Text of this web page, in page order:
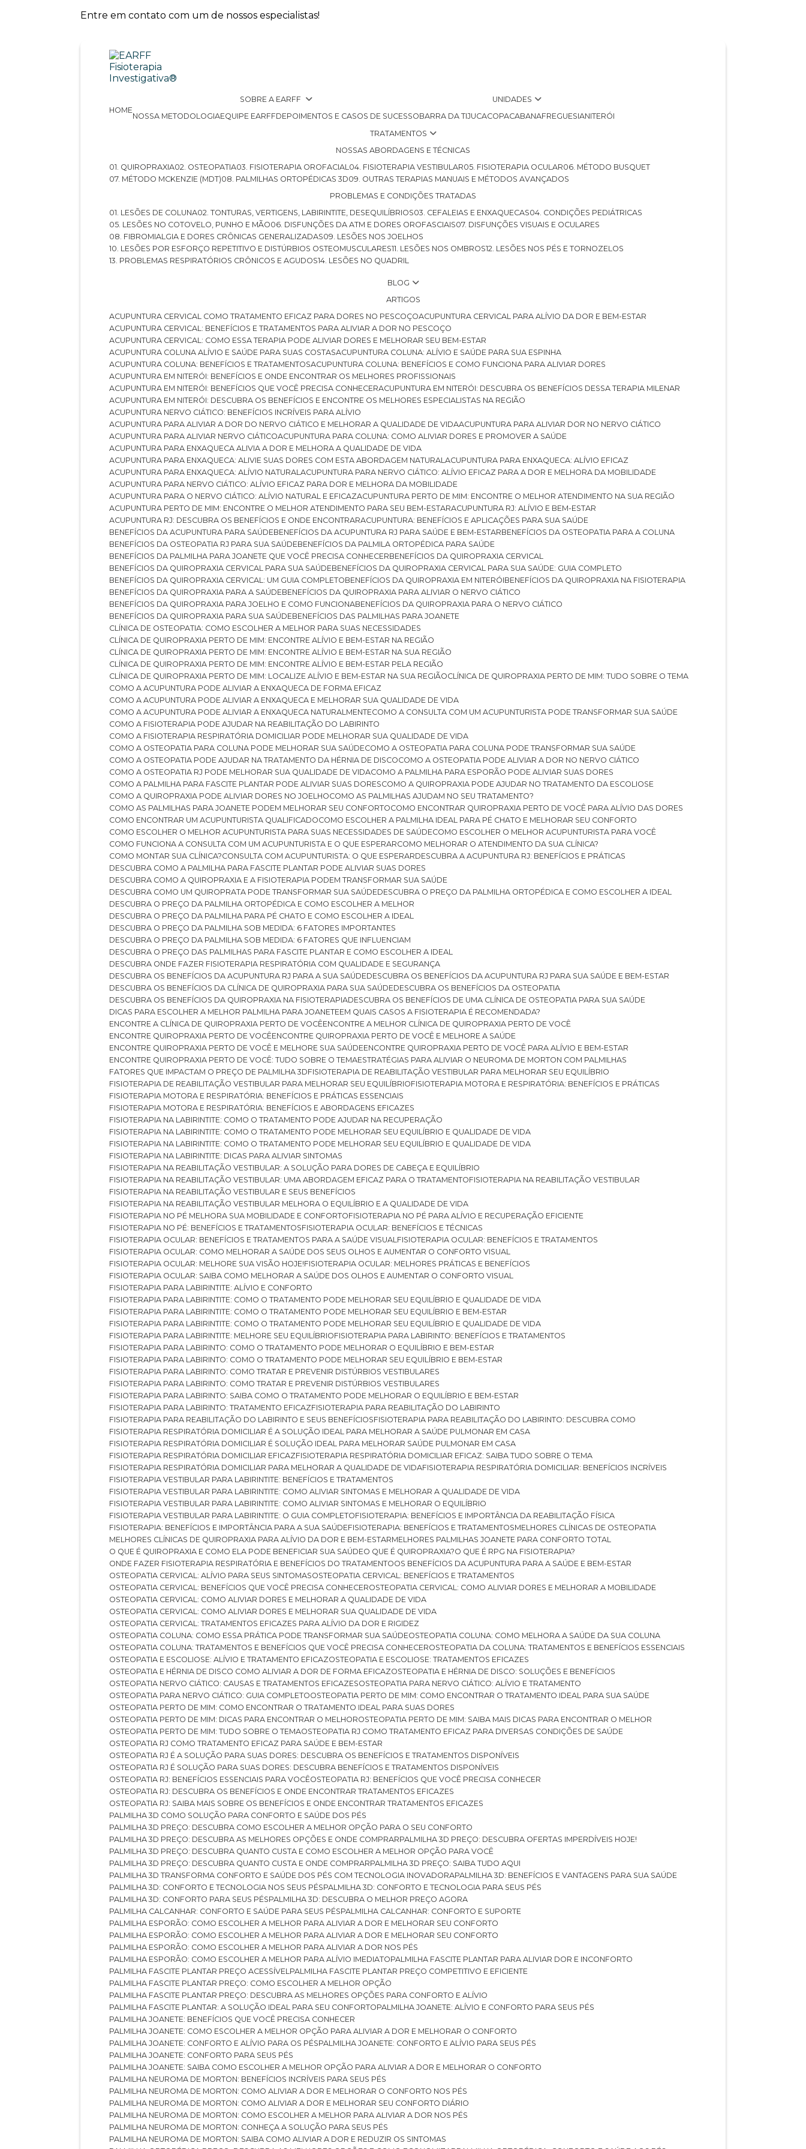
Entre em contato com um de nossos especialistas!
HOME
SOBRE A EARFF
NOSSA METODOLOGIA EQUIPE EARFF DEPOIMENTOS E CASOS DE SUCESSO
UNIDADES
BARRA DA TIJUCA
COPACABANA FREGUESIA
NITERÓI
TRATAMENTOS
NOSSAS ABORDAGENS E TÉCNICAS
01. QUIROPRAXIA
02. OSTEOPATIA 03. FISIOTERAPIA OROFACIAL 04. FISIOTERAPIA VESTIBULAR 05. FISIOTERAPIA OCULAR
06. MÉTODO BUSQUET
07. MÉTODO MCKENZIE (MDT)
08. PALMILHAS ORTOPÉDICAS 3D
09. OUTRAS TERAPIAS MANUAIS E MÉTODOS AVANÇADOS
PROBLEMAS E CONDIÇÕES TRATADAS
01. LESÕES DE COLUNA
02. TONTURAS, VERTIGENS, LABIRINTITE, DESEQUILÍBRIOS 03. CEFALEIAS E ENXAQUECAS
04. CONDIÇÕES PEDIÁTRICAS
05. LESÕES NO COTOVELO, PUNHO E MÃO
06. DISFUNÇÕES DA ATM E DORES OROFASCIAIS
07. DISFUNÇÕES VISUAIS E OCULARES
08. FIBROMIALGIA E DORES CRÔNICAS GENERALIZADAS
09. LESÕES NOS JOELHOS
10. LESÕES POR ESFORÇO REPETITIVO E DISTÚRBIOS OSTEOMUSCULARES 11. LESÕES NOS OMBROS 12. LESÕES NOS PÉS E TORNOZELOS
13. PROBLEMAS RESPIRATÓRIOS CRÔNICOS E AGUDOS 14. LESÕES NO QUADRIL
BLOG
ARTIGOS
ACUPUNTURA CERVICAL COMO TRATAMENTO EFICAZ PARA DORES NO PESCOÇO
ACUPUNTURA CERVICAL PARA ALÍVIO DA DOR E BEM-ESTAR
ACUPUNTURA CERVICAL: BENEFÍCIOS E TRATAMENTOS PARA ALIVIAR A DOR NO PESCOÇO
ACUPUNTURA CERVICAL: COMO ESSA TERAPIA PODE ALIVIAR DORES E MELHORAR SEU BEM-ESTAR
ACUPUNTURA COLUNA ALÍVIO E SAÚDE PARA SUAS COSTAS
ACUPUNTURA COLUNA: ALÍVIO E SAÚDE PARA SUA ESPINHA
ACUPUNTURA COLUNA: BENEFÍCIOS E TRATAMENTOS
ACUPUNTURA COLUNA: BENEFÍCIOS E COMO FUNCIONA PARA ALIVIAR DORES
ACUPUNTURA EM NITERÓI: BENEFÍCIOS E ONDE ENCONTRAR OS MELHORES PROFISSIONAIS
ACUPUNTURA EM NITERÓI: BENEFÍCIOS QUE VOCÊ PRECISA CONHECER
ACUPUNTURA EM NITERÓI: DESCUBRA OS BENEFÍCIOS DESSA TERAPIA MILENAR
ACUPUNTURA EM NITERÓI: DESCUBRA OS BENEFÍCIOS E ENCONTRE OS MELHORES ESPECIALISTAS NA REGIÃO
ACUPUNTURA NERVO CIÁTICO: BENEFÍCIOS INCRÍVEIS PARA ALÍVIO
ACUPUNTURA PARA ALIVIAR A DOR DO NERVO CIÁTICO E MELHORAR A QUALIDADE DE VIDA
ACUPUNTURA PARA ALIVIAR DOR NO NERVO CIÁTICO
ACUPUNTURA PARA ALIVIAR NERVO CIÁTICO
ACUPUNTURA PARA COLUNA: COMO ALIVIAR DORES E PROMOVER A SAÚDE
ACUPUNTURA PARA ENXAQUECA ALIVIA A DOR E MELHORA A QUALIDADE DE VIDA
ACUPUNTURA PARA ENXAQUECA: ALIVIE SUAS DORES COM ESTA ABORDAGEM NATURAL
ACUPUNTURA PARA ENXAQUECA: ALÍVIO EFICAZ
ACUPUNTURA PARA ENXAQUECA: ALÍVIO NATURAL
ACUPUNTURA PARA NERVO CIÁTICO: ALÍVIO EFICAZ PARA A DOR E MELHORA DA MOBILIDADE
ACUPUNTURA PARA NERVO CIÁTICO: ALÍVIO EFICAZ PARA DOR E MELHORA DA MOBILIDADE
ACUPUNTURA PARA O NERVO CIÁTICO: ALÍVIO NATURAL E EFICAZ
ACUPUNTURA PERTO DE MIM: ENCONTRE O MELHOR ATENDIMENTO NA SUA REGIÃO
ACUPUNTURA PERTO DE MIM: ENCONTRE O MELHOR ATENDIMENTO PARA SEU BEM-ESTAR
ACUPUNTURA RJ: ALÍVIO E BEM-ESTAR
ACUPUNTURA RJ: DESCUBRA OS BENEFÍCIOS E ONDE ENCONTRAR
ACUPUNTURA: BENEFÍCIOS E APLICAÇÕES PARA SUA SAÚDE
BENEFÍCIOS DA ACUPUNTURA PARA SAÚDE
BENEFÍCIOS DA ACUPUNTURA RJ PARA SAÚDE E BEM-ESTAR
BENEFÍCIOS DA OSTEOPATIA PARA A COLUNA
BENEFÍCIOS DA OSTEOPATIA RJ PARA SUA SAÚDE
BENEFÍCIOS DA PALMILA ORTOPÉDICA PARA SAÚDE
BENEFÍCIOS DA PALMILHA PARA JOANETE QUE VOCÊ PRECISA CONHECER
BENEFÍCIOS DA QUIROPRAXIA CERVICAL
BENEFÍCIOS DA QUIROPRAXIA CERVICAL PARA SUA SAÚDE
BENEFÍCIOS DA QUIROPRAXIA CERVICAL PARA SUA SAÚDE: GUIA COMPLETO
BENEFÍCIOS DA QUIROPRAXIA CERVICAL: UM GUIA COMPLETO
BENEFÍCIOS DA QUIROPRAXIA EM NITERÓI
BENEFÍCIOS DA QUIROPRAXIA NA FISIOTERAPIA
BENEFÍCIOS DA QUIROPRAXIA PARA A SAÚDE
BENEFÍCIOS DA QUIROPRAXIA PARA ALIVIAR O NERVO CIÁTICO
BENEFÍCIOS DA QUIROPRAXIA PARA JOELHO E COMO FUNCIONA
BENEFÍCIOS DA QUIROPRAXIA PARA O NERVO CIÁTICO
BENEFÍCIOS DA QUIROPRAXIA PARA SUA SAÚDE
BENEFÍCIOS DAS PALMILHAS PARA JOANETE
CLÍNICA DE OSTEOPATIA: COMO ESCOLHER A MELHOR PARA SUAS NECESSIDADES
CLÍNICA DE QUIROPRAXIA PERTO DE MIM: ENCONTRE ALÍVIO E BEM-ESTAR NA REGIÃO
CLÍNICA DE QUIROPRAXIA PERTO DE MIM: ENCONTRE ALÍVIO E BEM-ESTAR NA SUA REGIÃO
CLÍNICA DE QUIROPRAXIA PERTO DE MIM: ENCONTRE ALÍVIO E BEM-ESTAR PELA REGIÃO
CLÍNICA DE QUIROPRAXIA PERTO DE MIM: LOCALIZE ALÍVIO E BEM-ESTAR NA SUA REGIÃO
CLÍNICA DE QUIROPRAXIA PERTO DE MIM: TUDO SOBRE O TEMA
COMO A ACUPUNTURA PODE ALIVIAR A ENXAQUECA DE FORMA EFICAZ
COMO A ACUPUNTURA PODE ALIVIAR A ENXAQUECA E MELHORAR SUA QUALIDADE DE VIDA
COMO A ACUPUNTURA PODE ALIVIAR A ENXAQUECA NATURALMENTE
COMO A CONSULTA COM UM ACUPUNTURISTA PODE TRANSFORMAR SUA SAÚDE
COMO A FISIOTERAPIA PODE AJUDAR NA REABILITAÇÃO DO LABIRINTO
COMO A FISIOTERAPIA RESPIRATÓRIA DOMICILIAR PODE MELHORAR SUA QUALIDADE DE VIDA
COMO A OSTEOPATIA PARA COLUNA PODE MELHORAR SUA SAÚDE
COMO A OSTEOPATIA PARA COLUNA PODE TRANSFORMAR SUA SAÚDE
COMO A OSTEOPATIA PODE AJUDAR NA TRATAMENTO DA HÉRNIA DE DISCO
COMO A OSTEOPATIA PODE ALIVIAR A DOR NO NERVO CIÁTICO
COMO A OSTEOPATIA RJ PODE MELHORAR SUA QUALIDADE DE VIDA
COMO A PALMILHA PARA ESPORÃO PODE ALIVIAR SUAS DORES
COMO A PALMILHA PARA FASCITE PLANTAR PODE ALIVIAR SUAS DORES
COMO A QUIROPRAXIA PODE AJUDAR NO TRATAMENTO DA ESCOLIOSE
COMO A QUIROPRAXIA PODE ALIVIAR DORES NO JOELHO
COMO AS PALMILHAS AJUDAM NO SEU TRATAMENTO?
COMO AS PALMILHAS PARA JOANETE PODEM MELHORAR SEU CONFORTO
COMO ENCONTRAR QUIROPRAXIA PERTO DE VOCÊ PARA ALÍVIO DAS DORES
COMO ENCONTRAR UM ACUPUNTURISTA QUALIFICADO
COMO ESCOLHER A PALMILHA IDEAL PARA PÉ CHATO E MELHORAR SEU CONFORTO
COMO ESCOLHER O MELHOR ACUPUNTURISTA PARA SUAS NECESSIDADES DE SAÚDE
COMO ESCOLHER O MELHOR ACUPUNTURISTA PARA VOCÊ
COMO FUNCIONA A CONSULTA COM UM ACUPUNTURISTA E O QUE ESPERAR
COMO MELHORAR O ATENDIMENTO DA SUA CLÍNICA?
COMO MONTAR SUA CLÍNICA?
CONSULTA COM ACUPUNTURISTA: O QUE ESPERAR
DESCUBRA A ACUPUNTURA RJ: BENEFÍCIOS E PRÁTICAS
DESCUBRA COMO A PALMILHA PARA FASCITE PLANTAR PODE ALIVIAR SUAS DORES
DESCUBRA COMO A QUIROPRAXIA E A FISIOTERAPIA PODEM TRANSFORMAR SUA SAÚDE
DESCUBRA COMO UM QUIROPRATA PODE TRANSFORMAR SUA SAÚDE
DESCUBRA O PREÇO DA PALMILHA ORTOPÉDICA E COMO ESCOLHER A IDEAL
DESCUBRA O PREÇO DA PALMILHA ORTOPÉDICA E COMO ESCOLHER A MELHOR
DESCUBRA O PREÇO DA PALMILHA PARA PÉ CHATO E COMO ESCOLHER A IDEAL
DESCUBRA O PREÇO DA PALMILHA SOB MEDIDA: 6 FATORES IMPORTANTES
DESCUBRA O PREÇO DA PALMILHA SOB MEDIDA: 6 FATORES QUE INFLUENCIAM
DESCUBRA O PREÇO DAS PALMILHAS PARA FASCITE PLANTAR E COMO ESCOLHER A IDEAL
DESCUBRA ONDE FAZER FISIOTERAPIA RESPIRATÓRIA COM QUALIDADE E SEGURANÇA
DESCUBRA OS BENEFÍCIOS DA ACUPUNTURA RJ PARA A SUA SAÚDE
DESCUBRA OS BENEFÍCIOS DA ACUPUNTURA RJ PARA SUA SAÚDE E BEM-ESTAR
DESCUBRA OS BENEFÍCIOS DA CLÍNICA DE QUIROPRAXIA PARA SUA SAÚDE
DESCUBRA OS BENEFÍCIOS DA OSTEOPATIA
DESCUBRA OS BENEFÍCIOS DA QUIROPRAXIA NA FISIOTERAPIA
DESCUBRA OS BENEFÍCIOS DE UMA CLÍNICA DE OSTEOPATIA PARA SUA SAÚDE
DICAS PARA ESCOLHER A MELHOR PALMILHA PARA JOANETE EM QUAIS CASOS A FISIOTERAPIA É RECOMENDADA?
ENCONTRE A CLÍNICA DE QUIROPRAXIA PERTO DE VOCÊ ENCONTRE A MELHOR CLÍNICA DE QUIROPRAXIA PERTO DE VOCÊ
ENCONTRE QUIROPRAXIA PERTO DE VOCÊ ENCONTRE QUIROPRAXIA PERTO DE VOCÊ E MELHORE A SAÚDE
ENCONTRE QUIROPRAXIA PERTO DE VOCÊ E MELHORE SUA SAÚDE ENCONTRE QUIROPRAXIA PERTO DE VOCÊ PARA ALÍVIO E BEM-ESTAR
ENCONTRE QUIROPRAXIA PERTO DE VOCÊ: TUDO SOBRE O TEMA ESTRATÉGIAS PARA ALIVIAR O NEUROMA DE MORTON COM PALMILHAS
FATORES QUE IMPACTAM O PREÇO DE PALMILHA 3D
FISIOTERAPIA DE REABILITAÇÃO VESTIBULAR PARA MELHORAR SEU EQUILÍBRIO
FISIOTERAPIA DE REABILITAÇÃO VESTIBULAR PARA MELHORAR SEU EQUILÍBRIO
FISIOTERAPIA MOTORA E RESPIRATÓRIA: BENEFÍCIOS E PRÁTICAS
FISIOTERAPIA MOTORA E RESPIRATÓRIA: BENEFÍCIOS E PRÁTICAS ESSENCIAIS
FISIOTERAPIA MOTORA E RESPIRATÓRIA: BENEFÍCIOS E ABORDAGENS EFICAZES
FISIOTERAPIA NA LABIRINTITE: COMO O TRATAMENTO PODE AJUDAR NA RECUPERAÇÃO
FISIOTERAPIA NA LABIRINTITE: COMO O TRATAMENTO PODE MELHORAR SEU EQUILÍBRIO E QUALIDADE DE VIDA
FISIOTERAPIA NA LABIRINTITE: COMO O TRATAMENTO PODE MELHORAR SEU EQUILÍBRIO E QUALIDADE DE VIDA
FISIOTERAPIA NA LABIRINTITE: DICAS PARA ALIVIAR SINTOMAS
FISIOTERAPIA NA REABILITAÇÃO VESTIBULAR: A SOLUÇÃO PARA DORES DE CABEÇA E EQUILÍBRIO
FISIOTERAPIA NA REABILITAÇÃO VESTIBULAR: UMA ABORDAGEM EFICAZ PARA O TRATAMENTO
FISIOTERAPIA NA REABILITAÇÃO VESTIBULAR
FISIOTERAPIA NA REABILITAÇÃO VESTIBULAR E SEUS BENEFÍCIOS
FISIOTERAPIA NA REABILITAÇÃO VESTIBULAR MELHORA O EQUILÍBRIO E A QUALIDADE DE VIDA
FISIOTERAPIA NO PÉ MELHORA SUA MOBILIDADE E CONFORTO
FISIOTERAPIA NO PÉ PARA ALÍVIO E RECUPERAÇÃO EFICIENTE
FISIOTERAPIA NO PÉ: BENEFÍCIOS E TRATAMENTOS
FISIOTERAPIA OCULAR: BENEFÍCIOS E TÉCNICAS
FISIOTERAPIA OCULAR: BENEFÍCIOS E TRATAMENTOS PARA A SAÚDE VISUAL FISIOTERAPIA OCULAR: BENEFÍCIOS E TRATAMENTOS
FISIOTERAPIA OCULAR: COMO MELHORAR A SAÚDE DOS SEUS OLHOS E AUMENTAR O CONFORTO VISUAL
FISIOTERAPIA OCULAR: MELHORE SUA VISÃO HOJE! FISIOTERAPIA OCULAR: MELHORES PRÁTICAS E BENEFÍCIOS
FISIOTERAPIA OCULAR: SAIBA COMO MELHORAR A SAÚDE DOS OLHOS E AUMENTAR O CONFORTO VISUAL
FISIOTERAPIA PARA LABIRINTITE: ALÍVIO E CONFORTO
FISIOTERAPIA PARA LABIRINTITE: COMO O TRATAMENTO PODE MELHORAR SEU EQUILÍBRIO E QUALIDADE DE VIDA
FISIOTERAPIA PARA LABIRINTITE: COMO O TRATAMENTO PODE MELHORAR SEU EQUILÍBRIO E BEM-ESTAR
FISIOTERAPIA PARA LABIRINTITE: COMO O TRATAMENTO PODE MELHORAR SEU EQUILÍBRIO E QUALIDADE DE VIDA
FISIOTERAPIA PARA LABIRINTITE: MELHORE SEU EQUILÍBRIO
FISIOTERAPIA PARA LABIRINTO: BENEFÍCIOS E TRATAMENTOS
FISIOTERAPIA PARA LABIRINTO: COMO O TRATAMENTO PODE MELHORAR O EQUILÍBRIO E BEM-ESTAR
FISIOTERAPIA PARA LABIRINTO: COMO O TRATAMENTO PODE MELHORAR SEU EQUILÍBRIO E BEM-ESTAR
FISIOTERAPIA PARA LABIRINTO: COMO TRATAR E PREVENIR DISTÚRBIOS VESTIBULARES
FISIOTERAPIA PARA LABIRINTO: COMO TRATAR E PREVENIR DISTÚRBIOS VESTIBULARES
FISIOTERAPIA PARA LABIRINTO: SAIBA COMO O TRATAMENTO PODE MELHORAR O EQUILÍBRIO E BEM-ESTAR
FISIOTERAPIA PARA LABIRINTO: TRATAMENTO EFICAZ FISIOTERAPIA PARA REABILITAÇÃO DO LABIRINTO
FISIOTERAPIA PARA REABILITAÇÃO DO LABIRINTO E SEUS BENEFÍCIOS
FISIOTERAPIA PARA REABILITAÇÃO DO LABIRINTO: DESCUBRA COMO
FISIOTERAPIA RESPIRATÓRIA DOMICILIAR É A SOLUÇÃO IDEAL PARA MELHORAR A SAÚDE PULMONAR EM CASA
FISIOTERAPIA RESPIRATÓRIA DOMICILIAR É SOLUÇÃO IDEAL PARA MELHORAR SAÚDE PULMONAR EM CASA
FISIOTERAPIA RESPIRATÓRIA DOMICILIAR EFICAZ FISIOTERAPIA RESPIRATÓRIA DOMICILIAR EFICAZ: SAIBA TUDO SOBRE O TEMA
FISIOTERAPIA RESPIRATÓRIA DOMICILIAR PARA MELHORAR A QUALIDADE DE VIDA FISIOTERAPIA RESPIRATÓRIA DOMICILIAR: BENEFÍCIOS INCRÍVEIS
FISIOTERAPIA VESTIBULAR PARA LABIRINTITE: BENEFÍCIOS E TRATAMENTOS
FISIOTERAPIA VESTIBULAR PARA LABIRINTITE: COMO ALIVIAR SINTOMAS E MELHORAR A QUALIDADE DE VIDA
FISIOTERAPIA VESTIBULAR PARA LABIRINTITE: COMO ALIVIAR SINTOMAS E MELHORAR O EQUILÍBRIO
FISIOTERAPIA VESTIBULAR PARA LABIRINTITE: O GUIA COMPLETO
FISIOTERAPIA: BENEFÍCIOS E IMPORTÂNCIA DA REABILITAÇÃO FÍSICA
FISIOTERAPIA: BENEFÍCIOS E IMPORTÂNCIA PARA A SUA SAÚDE FISIOTERAPIA: BENEFÍCIOS E TRATAMENTOS
MELHORES CLÍNICAS DE OSTEOPATIA
MELHORES CLÍNICAS DE QUIROPRAXIA PARA ALÍVIO DA DOR E BEM-ESTAR
MELHORES PALMILHAS JOANETE PARA CONFORTO TOTAL
O QUE É QUIROPRAXIA E COMO ELA PODE BENEFICIAR SUA SAÚDE
O QUE É QUIROPRAXIA?
O QUE É RPG NA FISIOTERAPIA?
ONDE FAZER FISIOTERAPIA RESPIRATÓRIA E BENEFÍCIOS DO TRATAMENTO
OS BENEFÍCIOS DA ACUPUNTURA PARA A SAÚDE E BEM-ESTAR
OSTEOPATIA CERVICAL: ALÍVIO PARA SEUS SINTOMAS
OSTEOPATIA CERVICAL: BENEFÍCIOS E TRATAMENTOS
OSTEOPATIA CERVICAL: BENEFÍCIOS QUE VOCÊ PRECISA CONHECER
OSTEOPATIA CERVICAL: COMO ALIVIAR DORES E MELHORAR A MOBILIDADE
OSTEOPATIA CERVICAL: COMO ALIVIAR DORES E MELHORAR A QUALIDADE DE VIDA
OSTEOPATIA CERVICAL: COMO ALIVIAR DORES E MELHORAR SUA QUALIDADE DE VIDA
OSTEOPATIA CERVICAL: TRATAMENTOS EFICAZES PARA ALÍVIO DA DOR E RIGIDEZ
OSTEOPATIA COLUNA: COMO ESSA PRÁTICA PODE TRANSFORMAR SUA SAÚDE
OSTEOPATIA COLUNA: COMO MELHORA A SAÚDE DA SUA COLUNA
OSTEOPATIA COLUNA: TRATAMENTOS E BENEFÍCIOS QUE VOCÊ PRECISA CONHECER
OSTEOPATIA DA COLUNA: TRATAMENTOS E BENEFÍCIOS ESSENCIAIS
OSTEOPATIA E ESCOLIOSE: ALÍVIO E TRATAMENTO EFICAZ
OSTEOPATIA E ESCOLIOSE: TRATAMENTOS EFICAZES
OSTEOPATIA E HÉRNIA DE DISCO COMO ALIVIAR A DOR DE FORMA EFICAZ
OSTEOPATIA E HÉRNIA DE DISCO: SOLUÇÕES E BENEFÍCIOS
OSTEOPATIA NERVO CIÁTICO: CAUSAS E TRATAMENTOS EFICAZES
OSTEOPATIA PARA NERVO CIÁTICO: ALÍVIO E TRATAMENTO
OSTEOPATIA PARA NERVO CIÁTICO: GUIA COMPLETO
OSTEOPATIA PERTO DE MIM: COMO ENCONTRAR O TRATAMENTO IDEAL PARA SUA SAÚDE
OSTEOPATIA PERTO DE MIM: COMO ENCONTRAR O TRATAMENTO IDEAL PARA SUAS DORES
OSTEOPATIA PERTO DE MIM: DICAS PARA ENCONTRAR O MELHOR
OSTEOPATIA PERTO DE MIM: SAIBA MAIS DICAS PARA ENCONTRAR O MELHOR
OSTEOPATIA PERTO DE MIM: TUDO SOBRE O TEMA
OSTEOPATIA RJ COMO TRATAMENTO EFICAZ PARA DIVERSAS CONDIÇÕES DE SAÚDE
OSTEOPATIA RJ COMO TRATAMENTO EFICAZ PARA SAÚDE E BEM-ESTAR
OSTEOPATIA RJ É A SOLUÇÃO PARA SUAS DORES: DESCUBRA OS BENEFÍCIOS E TRATAMENTOS DISPONÍVEIS
OSTEOPATIA RJ É SOLUÇÃO PARA SUAS DORES: DESCUBRA BENEFÍCIOS E TRATAMENTOS DISPONÍVEIS
OSTEOPATIA RJ: BENEFÍCIOS ESSENCIAIS PARA VOCÊ
OSTEOPATIA RJ: BENEFÍCIOS QUE VOCÊ PRECISA CONHECER
OSTEOPATIA RJ: DESCUBRA OS BENEFÍCIOS E ONDE ENCONTRAR TRATAMENTOS EFICAZES
OSTEOPATIA RJ: SAIBA MAIS SOBRE OS BENEFÍCIOS E ONDE ENCONTRAR TRATAMENTOS EFICAZES
PALMILHA 3D COMO SOLUÇÃO PARA CONFORTO E SAÚDE DOS PÉS
PALMILHA 3D PREÇO: DESCUBRA COMO ESCOLHER A MELHOR OPÇÃO PARA O SEU CONFORTO
PALMILHA 3D PREÇO: DESCUBRA AS MELHORES OPÇÕES E ONDE COMPRAR
PALMILHA 3D PREÇO: DESCUBRA OFERTAS IMPERDÍVEIS HOJE!
PALMILHA 3D PREÇO: DESCUBRA QUANTO CUSTA E COMO ESCOLHER A MELHOR OPÇÃO PARA VOCÊ
PALMILHA 3D PREÇO: DESCUBRA QUANTO CUSTA E ONDE COMPRAR
PALMILHA 3D PREÇO: SAIBA TUDO AQUI
PALMILHA 3D TRANSFORMA CONFORTO E SAÚDE DOS PÉS COM TECNOLOGIA INOVADORA PALMILHA 3D: BENEFÍCIOS E VANTAGENS PARA SUA SAÚDE
PALMILHA 3D: CONFORTO E TECNOLOGIA NOS SEUS PÉS
PALMILHA 3D: CONFORTO E TECNOLOGIA PARA SEUS PÉS
PALMILHA 3D: CONFORTO PARA SEUS PÉS
PALMILHA 3D: DESCUBRA O MELHOR PREÇO AGORA
PALMILHA CALCANHAR: CONFORTO E SAÚDE PARA SEUS PÉS
PALMILHA CALCANHAR: CONFORTO E SUPORTE
PALMILHA ESPORÃO: COMO ESCOLHER A MELHOR PARA ALIVIAR A DOR E MELHORAR SEU CONFORTO
PALMILHA ESPORÃO: COMO ESCOLHER A MELHOR PARA ALIVIAR A DOR E MELHORAR SEU CONFORTO
PALMILHA ESPORÃO: COMO ESCOLHER A MELHOR PARA ALIVIAR A DOR NOS PÉS
PALMILHA ESPORÃO: COMO ESCOLHER A MELHOR PARA ALÍVIO IMEDIATO
PALMILHA FASCITE PLANTAR PARA ALIVIAR DOR E INCONFORTO
PALMILHA FASCITE PLANTAR PREÇO ACESSÍVEL PALMILHA FASCITE PLANTAR PREÇO COMPETITIVO E EFICIENTE
PALMILHA FASCITE PLANTAR PREÇO: COMO ESCOLHER A MELHOR OPÇÃO
PALMILHA FASCITE PLANTAR PREÇO: DESCUBRA AS MELHORES OPÇÕES PARA CONFORTO E ALÍVIO
PALMILHA FASCITE PLANTAR: A SOLUÇÃO IDEAL PARA SEU CONFORTO
PALMILHA JOANETE: ALÍVIO E CONFORTO PARA SEUS PÉS
PALMILHA JOANETE: BENEFÍCIOS QUE VOCÊ PRECISA CONHECER
PALMILHA JOANETE: COMO ESCOLHER A MELHOR OPÇÃO PARA ALIVIAR A DOR E MELHORAR O CONFORTO
PALMILHA JOANETE: CONFORTO E ALÍVIO PARA OS PÉS
PALMILHA JOANETE: CONFORTO E ALÍVIO PARA SEUS PÉS
PALMILHA JOANETE: CONFORTO PARA SEUS PÉS
PALMILHA JOANETE: SAIBA COMO ESCOLHER A MELHOR OPÇÃO PARA ALIVIAR A DOR E MELHORAR O CONFORTO
PALMILHA NEUROMA DE MORTON: BENEFÍCIOS INCRÍVEIS PARA SEUS PÉS
PALMILHA NEUROMA DE MORTON: COMO ALIVIAR A DOR E MELHORAR O CONFORTO NOS PÉS
PALMILHA NEUROMA DE MORTON: COMO ALIVIAR A DOR E MELHORAR SEU CONFORTO DIÁRIO
PALMILHA NEUROMA DE MORTON: COMO ESCOLHER A MELHOR PARA ALIVIAR A DOR NOS PÉS
PALMILHA NEUROMA DE MORTON: CONHEÇA A SOLUÇÃO PARA SEUS PÉS
PALMILHA NEUROMA DE MORTON: SAIBA COMO ALIVIAR A DOR E REDUZIR OS SINTOMAS